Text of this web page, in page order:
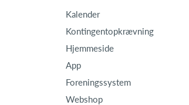
Kalender
Kontingentopkrævning
Hjemmeside
App
Foreningssystem
Webshop